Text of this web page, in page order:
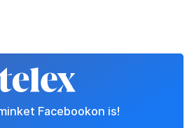
Facebookon is!